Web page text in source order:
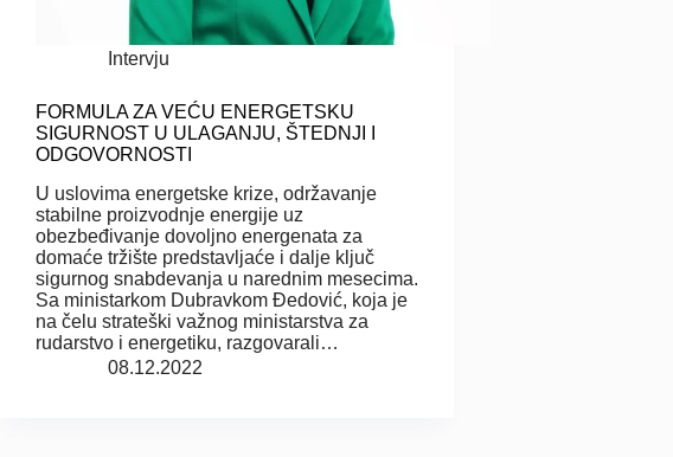
Intervju
FORMULA ZA VEĆU ENERGETSKU
SIGURNOST U ULAGANJU, ŠTEDNJI I
ODGOVORNOSTI
U uslovima energetske krize, održavanje
stabilne proizvodnje energije uz
obezbeđivanje dovoljno energenata za
domaće tržište predstavljaće i dalje ključ
sigurnog snabdevanja u narednim mesecima.
Sa ministarkom Dubravkom Đedović, koja je
na čelu strateški važnog ministarstva za
rudarstvo i energetiku, razgovarali…
08.12.2022